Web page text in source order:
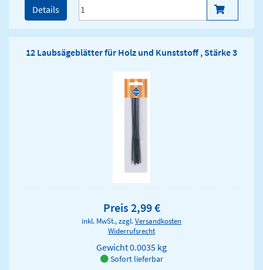
Details
12 Laubsägeblätter für Holz und Kunststoff , Stärke 3
Preis 2,99 €
inkl. MwSt., zzgl.Versandkosten
Widerrufsrecht
Gewicht0.0035 kg
Sofort lieferbar